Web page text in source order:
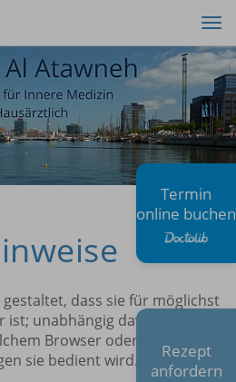
dass sie für möglichst
unabhängig davon, mit
Browser oder mit
sie bedient wird.
Termin
online buchen
Rezept
anfordern